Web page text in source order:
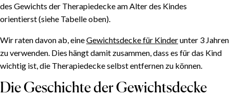
des Gewichts der Therapiedecke am Alter des Kindes
orientierst (siehe Tabelle oben).
Wir raten davon ab, eineGewichtsdecke für Kinderunter 3 Jahren
zu verwenden. Dies hängt damit zusammen, dass es für das Kind
wichtig ist, die Therapiedecke selbst entfernen zu können.
Die Geschichte der Gewichtsdecke